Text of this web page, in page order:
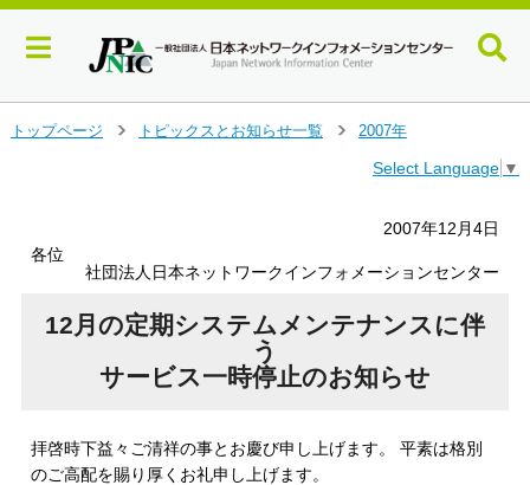
トップページ
トピックスとお知らせ一覧
2007年
Select Language ▼
2007年12月4日
各位
社団法人日本ネットワークインフォメーションセンター
12月の定期システムメンテナンスに伴
う
サービス一時停止のお知らせ
拝啓時下益々ご清祥の事とお慶び申し上げます。 平素は格別
のご高配を賜り厚くお礼申し上げます。